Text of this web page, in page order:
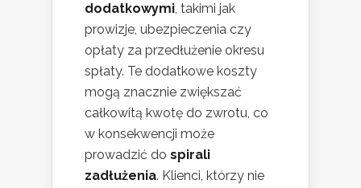
dodatkowymi, takimi jak
prowizje, ubezpieczenia czy
opłaty za przedłużenie okresu
spłaty. Te dodatkowe koszty
mogą znacznie zwiększać
całkowitą kwotę do zwrotu, co
w konsekwencji może
prowadzić do spirali
zadłużenia. Klienci, którzy nie